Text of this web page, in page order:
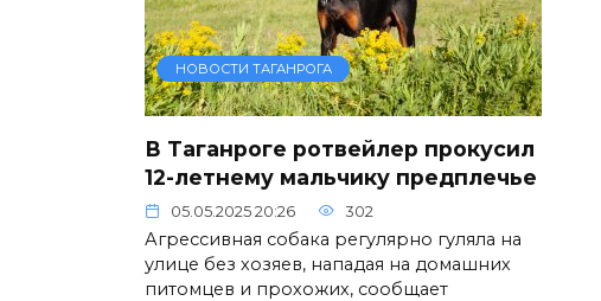
НОВОСТИ ТАГАНРОГА
В Таганроге ротвейлер прокусил
12-летнему мальчику предплечье
05.05.2025 20:26 302
Агрессивная собака регулярно гуляла на
улице без хозяев, нападая на домашних
питомцев и прохожих, сообщает